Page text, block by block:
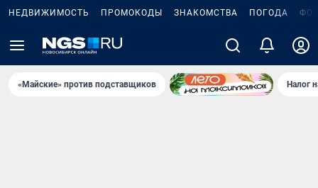
НЕДВИЖИМОСТЬ ПРОМОКОДЫ ЗНАКОМСТВА ПОГОДА
«Майские» против подставщиков Налог